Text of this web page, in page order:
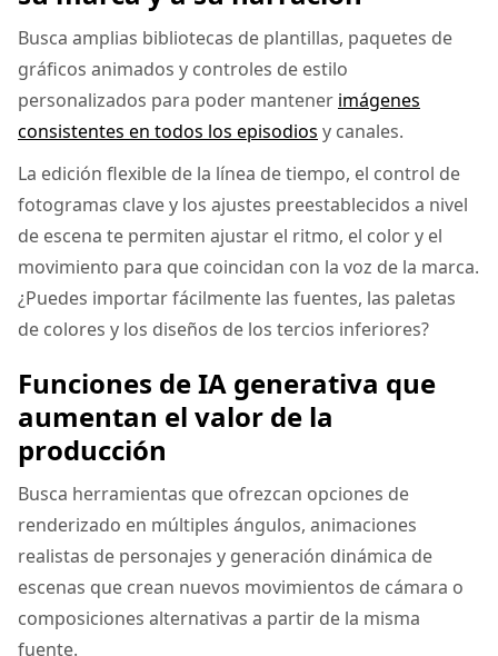
Busca amplias bibliotecas de plantillas, paquetes de
gráficos animados y controles de estilo
personalizados para poder mantener imágenes
consistentes en todos los episodios y canales.
La edición flexible de la línea de tiempo, el control de
fotogramas clave y los ajustes preestablecidos a nivel
de escena te permiten ajustar el ritmo, el color y el
movimiento para que coincidan con la voz de la marca.
¿Puedes importar fácilmente las fuentes, las paletas
de colores y los diseños de los tercios inferiores?
Funciones de IA generativa que
aumentan el valor de la
producción
Busca herramientas que ofrezcan opciones de
renderizado en múltiples ángulos, animaciones
realistas de personajes y generación dinámica de
escenas que crean nuevos movimientos de cámara o
composiciones alternativas a partir de la misma
fuente.